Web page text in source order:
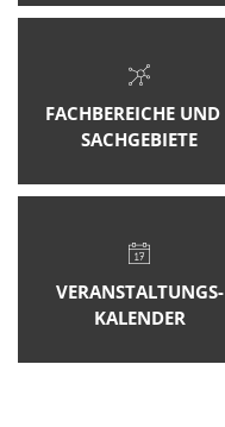
FACHBEREICHE UND
SACHGEBIETE
VERANSTALTUNGS-
KALENDER